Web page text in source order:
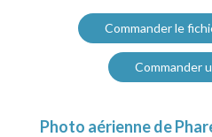
Commander le
Commander
Photo aérienne de